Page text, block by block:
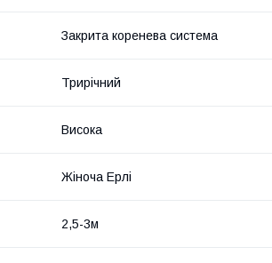
Закрита коренева система
Трирічний
Висока
Жіноча Ерлі
2,5-3м